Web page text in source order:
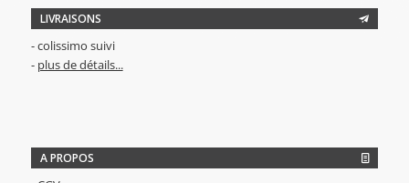
LIVRAISONS
- colissimo suivi
- plus de détails...
A PROPOS